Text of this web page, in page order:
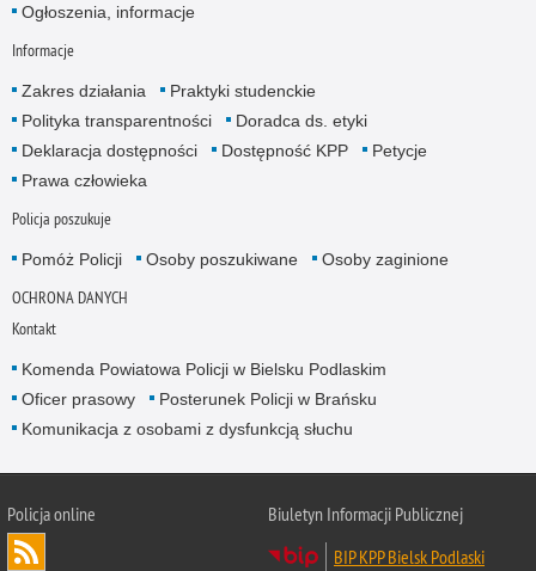
Ogłoszenia, informacje
Informacje
Zakres działania
Praktyki studenckie
Polityka transparentności
Doradca ds. etyki
Deklaracja dostępności
Dostępność KPP
Petycje
Prawa człowieka
Policja poszukuje
Pomóż Policji Osoby poszukiwane Osoby zaginione
OCHRONA DANYCH
Kontakt
Komenda Powiatowa Policji w Bielsku Podlaskim
Oficer prasowy
Posterunek Policji w Brańsku
Komunikacja z osobami z dysfunkcją słuchu
Policja online
Biuletyn Informacji Publicznej
BIP KPP Bielsk Podlaski